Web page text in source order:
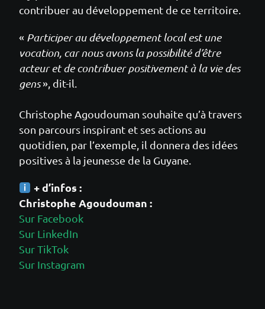
contribuer au développement de ce territoire.
« Participer au développement local est une
vocation, car nous avons la possibilité d’être
acteur et de contribuer positivement à la vie des
gens», dit-il.
Christophe Agoudouman souhaite qu’à travers
son parcours inspirant et ses actions au
quotidien, par l’exemple, il donnera des idées
positives à la jeunesse de la Guyane.
+ d’infos :
Christophe Agoudouman :
Sur Facebook
Sur LinkedIn
Sur TikTok
Sur Instagram